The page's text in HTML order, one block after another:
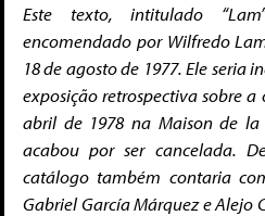
Este texto, intitulado
encomendado por Wilfredo
18 de agosto de 1977. Ele seria
exposição retrospectiva sobre
abril de 1978 na Maison de
acabou por ser cancelada.
catálogo também contaria
Gabriel García Márquez e Alejo